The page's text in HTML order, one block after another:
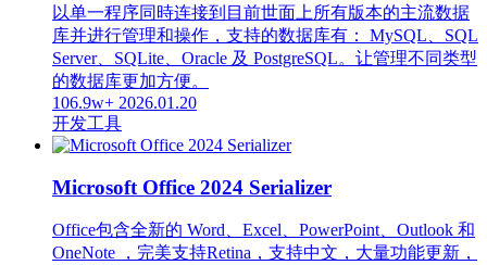
以单一程序同時连接到目前世面上所有版本的主流数据
库并进行管理和操作，支持的数据库有： MySQL、SQL
Server、SQLite、Oracle 及 PostgreSQL。让管理不同类型
的数据库更加方便。
106.9w+ 2026.01.20
开发工具
Microsoft Office 2024 Serializer
Office包含全新的 Word、Excel、PowerPoint、Outlook 和
OneNote ，完美支持Retina，支持中文，大量功能更新，